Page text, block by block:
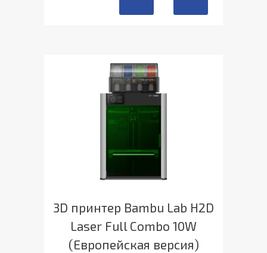
3D принтер Bambu Lab H2D
Laser Full Combo 10W
(Европейская версия)